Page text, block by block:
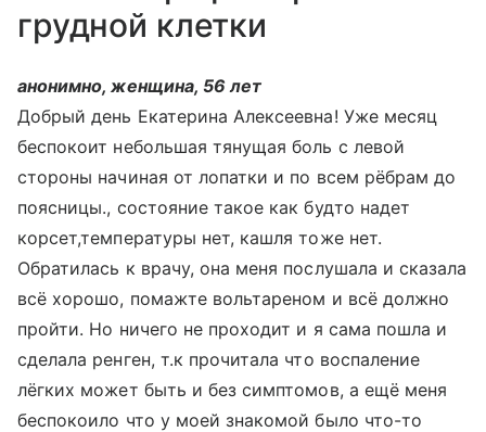
грудной клетки
анонимно, женщина, 56 лет
Добрый день Екатерина Алексеевна! Уже месяц
беспокоит небольшая тянущая боль с левой
стороны начиная от лопатки и по всем рёбрам до
поясницы., состояние такое как будто надет
корсет,температуры нет, кашля тоже нет.
Обратилась к врачу, она меня послушала и сказала
всё хорошо, помажте вольтареном и всё должно
пройти. Но ничего не проходит и я сама пошла и
сделала ренген, т.к прочитала что воспаление
лёгких может быть и без симптомов, а ещё меня
беспокоило что у моей знакомой было что-то